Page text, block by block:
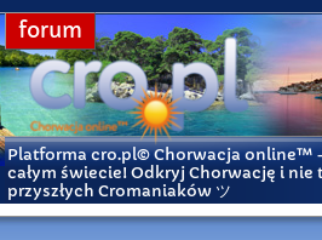
forum
Platforma cro.pl© Chorwacja online™
całym świecie! Odkryj Chorwację i
przyszłych Cromaniaków ツ